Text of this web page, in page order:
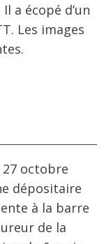
a écopé d’un
Les images
octobre
dépositaire
à la barre
de la